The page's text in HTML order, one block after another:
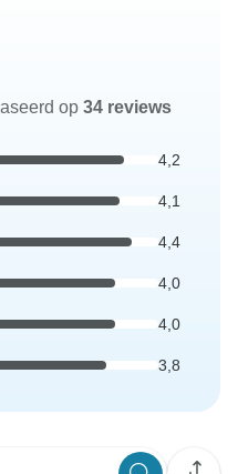
op 34 reviews
4,2
4,1
4,4
4,0
4,0
3,8